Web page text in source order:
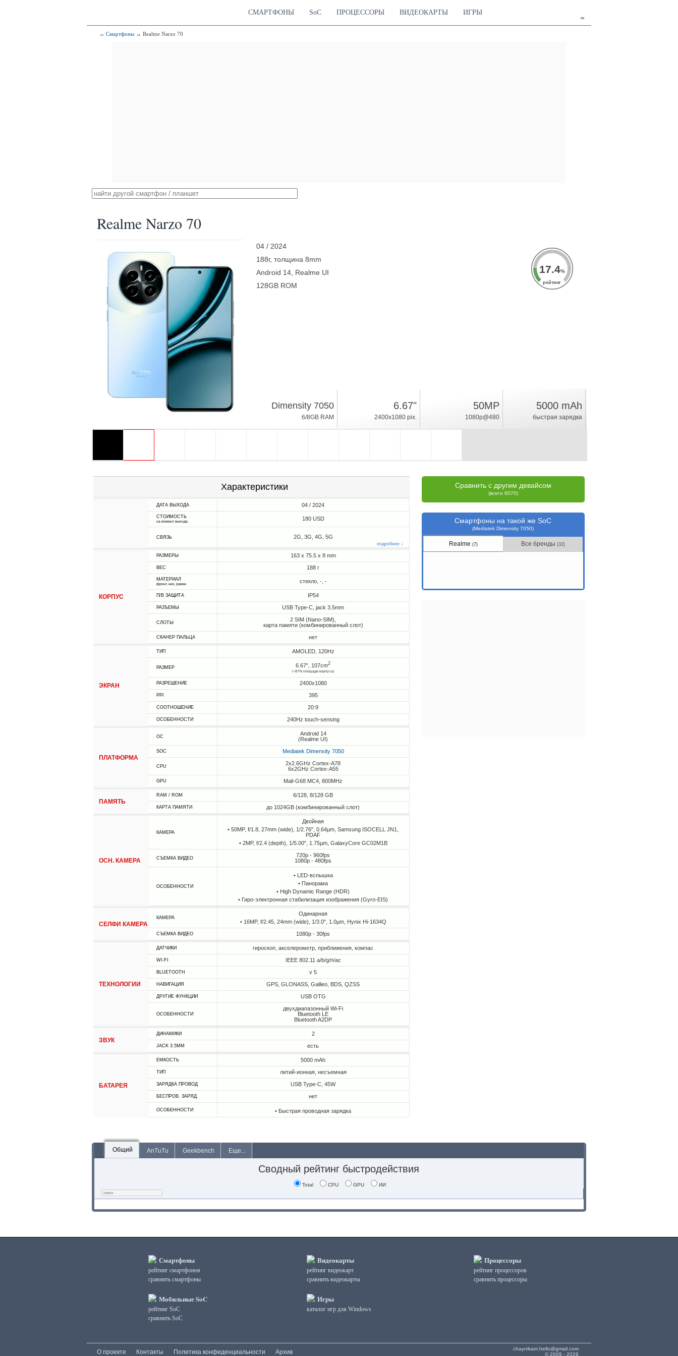
ru
СМАРТФОНЫ SoC ПРОЦЕССОРЫ ВИДЕОКАРТЫ ИГРЫ
→ Смартфоны → Realme Narzo 70
Realme Narzo 70
04 / 2024
188г, толщина 8mm
Android 14, Realme UI
128GB ROM
17.4%
рейтинг
Dimensity 7050
6/8GB RAM
6.67"
2400x1080 pix.
50MP
1080p@480
5000 mAh
быстрая зарядка
Характеристики
ДАТА ВЫХОДА 04 / 2024
СТОИМОСТЬ
на момент выхода 180 USD
СВЯЗЬ 2G, 3G, 4G, 5G
подробнее ↓
КОРПУС
РАЗМЕРЫ 163 x 75.5 x 8 mm
ВЕС 188 г
МАТЕРИАЛ
фронт, низ, рамка стекло, -, -
П/В ЗАЩИТА IP54
РАЗЪЕМЫ USB Type-C, jack 3.5mm
СЛОТЫ
2 SIM (Nano-SIM),
карта памяти (комбинированный слот)
СКАНЕР ПАЛЬЦА нет
ЭКРАН
ТИП AMOLED, 120Hz
РАЗМЕР 6.67", 107cm2
(~87% площади корпуса)
РАЗРЕШЕНИЕ 2400x1080
PPI 395
СООТНОШЕНИЕ 20:9
ОСОБЕННОСТИ 240Hz touch-sensing
ПЛАТФОРМА
ОС
Android 14
(Realme UI)
SOC Mediatek Dimensity 7050
CPU
2x2.6GHz Cortex-A78
6x2GHz Cortex-A55
GPU Mali-G68 MC4, 800MHz
ПАМЯТЬ
RAM / ROM 6/128, 8/128 GB
КАРТА ПАМЯТИ до 1024GB (комбинированный слот)
ОСН. КАМЕРА
КАМЕРА
Двойная
• 50MP, f/1.8, 27mm (wide), 1/2.76", 0.64µm, Samsung ISOCELL JN1,
PDAF
• 2MP, f/2.4 (depth), 1/5.00", 1.75µm, GalaxyCore GC02M1B
СЪЕМКА ВИДЕО
720p - 960fps
1080p - 480fps
ОСОБЕННОСТИ
• LED-вспышка
• Панорама
• High Dynamic Range (HDR)
• Гиро-электронная стабилизация изображения (Gyro-EIS)
СЕЛФИ КАМЕРА
КАМЕРА
Одинарная
• 16MP, f/2.45, 24mm (wide), 1/3.0", 1.0µm, Hynix Hi-1634Q
СЪЕМКА ВИДЕО 1080p - 30fps
ТЕХНОЛОГИИ
ДАТЧИКИ гироскоп, акселерометр, приближения, компас
WI-FI IEEE 802.11 a/b/g/n/ac
BLUETOOTH v 5
НАВИГАЦИЯ GPS, GLONASS, Galileo, BDS, QZSS
ДРУГИЕ ФУНКЦИИ USB OTG
ОСОБЕННОСТИ
двухдиапазонный Wi-Fi
Bluetooth LE
Bluetooth A2DP
ЗВУК
ДИНАМИКИ 2
JACK 3.5MM есть
БАТАРЕЯ
ЕМКОСТЬ 5000 mAh
ТИП литий-ионная, несъемная
ЗАРЯДКА ПРОВОД USB Type-C, 45W
БЕСПРОВ. ЗАРЯД. нет
ОСОБЕННОСТИ • Быстрая проводная зарядка
Сравнить с другим девайсом
(всего 6070)
Смартфоны на такой же SoC
(Mediatek Dimensity 7050)
Realme (7) Все бренды (32)
Общий AnTuTu Geekbench Еще...
Сводный рейтинг быстродействия
Total CPU GPU ИИ
Смартфоны
рейтинг смартфонов
сравнить смартфоны
Мобильные SoC
рейтинг SoC
сравнить SoC
Видеокарты
рейтинг видеокарт
сравнить видеокарты
Игры
каталог игр для Windows
Процессоры
рейтинг процессоров
сравнить процессоры
chaynikam.hello@gmail.com
© 2009 - 2026
О проекте Контакты Политика конфиденциальности Архив